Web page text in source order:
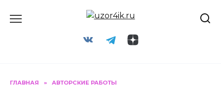
ГЛАВНАЯ » АВТОРСКИЕ РАБОТЫ